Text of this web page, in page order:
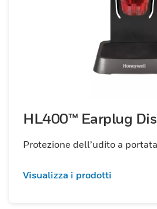
HL400™ Earplug
Protezione dell’udito a
Visualizza i prodotti